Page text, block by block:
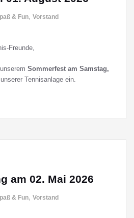
& Fun, Vorstand
Freunde,
Sommerfest am Samstag,
Tennisanlage ein.
am 02. Mai 2026
& Fun, Vorstand